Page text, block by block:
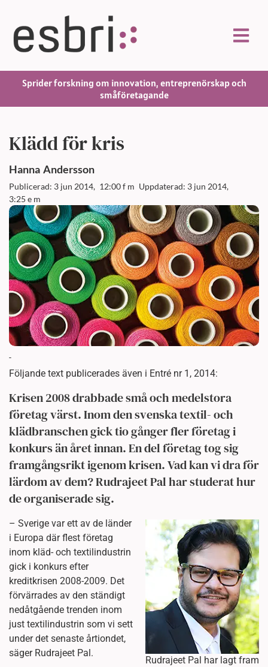
Sprider forskning om innovation, entreprenörskap och
småföretagande
Klädd för kris
Hanna Andersson
Publicerad: 3 jun 2014, 12:00 f m Uppdaterad: 3 jun 2014,
3:25 e m
-
Följande text publicerades även i Entré nr 1, 2014:
Krisen 2008 drabbade små och medelstora
företag värst. Inom den svenska textil- och
klädbranschen gick tio gånger fler företag i
konkurs än året innan. En del företag tog sig
framgångsrikt igenom krisen. Vad kan vi dra för
lärdom av dem? Rudrajeet Pal har studerat hur
de organiserade sig.
Rudrajeet Pal har lagt fram
– Sverige var ett av de länder
i Europa där flest företag
inom kläd- och textilindustrin
gick i konkurs efter
kreditkrisen 2008-2009. Det
förvärrades av den ständigt
nedåtgående trenden inom
just textilindustrin som vi sett
under det senaste årtiondet,
säger Rudrajeet Pal.